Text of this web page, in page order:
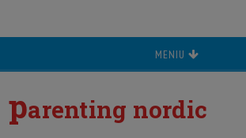
MENIU
parenting nordic